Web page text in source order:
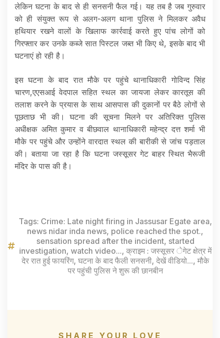
लेकिन घटना के बाद से ही सनसनी फैल गई। यह तब है जब गुरुवार
को ही संयुक्त रूप से अलग-अलग थाना पुलिस ने मिलकर अवैध
हथियार रखने वालों के खिलाफ कार्रवाई करते हुए पांच लोगों को
गिरफ्तार कर उनके कब्जे सात पिस्टल जब्त भी किए थे, इसके बाद भी
घटनाएं हो रही है।
इस घटना के बाद रात मौके पर पहुंचे थानाधिकारी गोविन्द सिंह
चारण,एएसआई वेदपाल सहित स्थल का जायजा लेकर कारतूस की
तलाश करने के प्रयास के साथ आसपास की दुकानों पर बैठे लोगों से
पूछताछ भी की। घटना की सूचना मिलने पर अतिरिक्त पुलिस
अधीक्षक अमित कुमार व बीछवाल थानाधिकारी महेन्द्र दत्त शर्मा भी
मौके पर पहुंचे और उन्होंने वारदात स्थल की बारीकी से जांच पड़ताल
की। बताया जा रहा है कि घटना जस्सूसर गेट बाहर स्थित भैरूजी
मंदिर के पास की है।
Tags: Crime: Late night firing in Jassusar Egate area,
news nidar inda news, police reached the spot.,
sensation spread after the incident, started
investigation, watch video..., क्राइम : जस्सूसर ेगेट क्षेत्र में
देर रात हुई फायरिंग, घटना के बाद फैली सनसनी, देखें वीडियो..., मौके
पर पहुंची पुलिस ने शुरू की छानबीन
SHARE YOUR LOVE